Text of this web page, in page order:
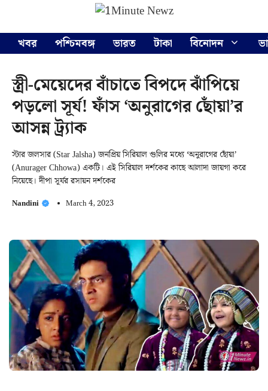
content
খবর
পশ্চিমবঙ্গ ভারত টাকা বিনোদন
স্ত্রী-মেয়েদের বাঁচাতে বিপদে ঝাঁপিয়ে
পড়লো সূর্য! ফাঁস ‘অনুরাগের ছোঁয়া’র
আসন্ন ট্র্যাক
স্টার জলসার (Star Jalsha) জনপ্রিয় সিরিয়াল গুলির মধ্যে ‘অনুরাগের ছোঁয়া’
(Anurager Chhowa) একটি। এই সিরিয়াল দর্শকের কাছে আলাদা জায়গা করে
নিয়েছে। দীপা সূর্যর রসায়ন দর্শকের
Nandini March 4, 2023